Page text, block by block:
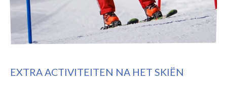
EXTRA ACTIVITEITEN NA HET SKIËN